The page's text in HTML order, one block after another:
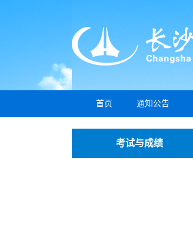
首页 通知公告
考试与成绩